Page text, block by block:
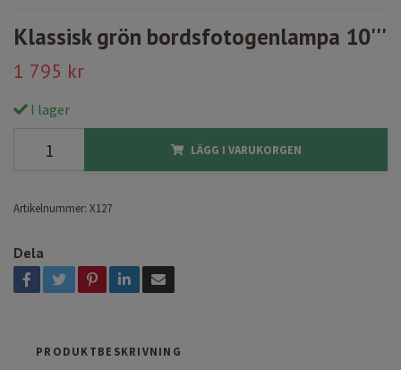
Klassisk grön bordsfotogenlampa 10'''
1 795 kr
I lager
LÄGG I VARUKORGEN
Artikelnummer: X127
Dela
PRODUKTBESKRIVNING